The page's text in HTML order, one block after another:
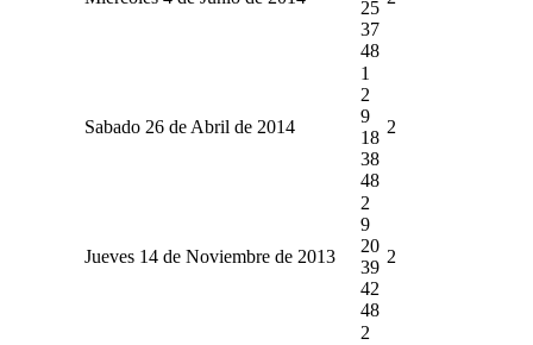
25
37
48
Sabado 26 de Abril de 2014
1
2
9
18
38
48
2
Jueves 14 de Noviembre de 2013
2
9
20
39
42
48
2
2